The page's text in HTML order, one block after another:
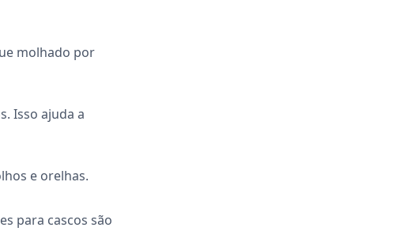
molhado por
Isso ajuda a
e orelhas.
para cascos são